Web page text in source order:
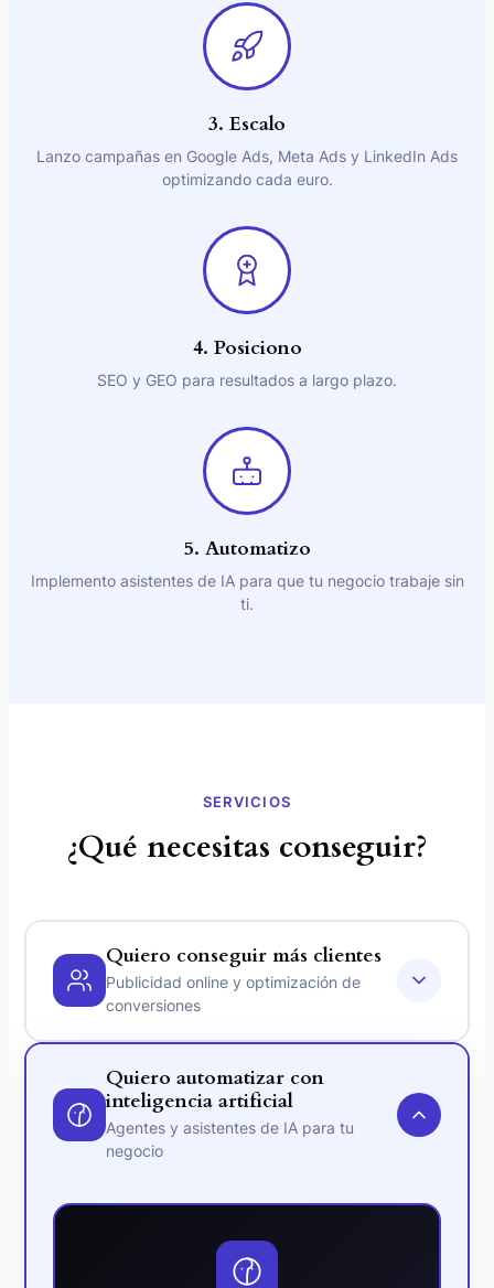
3. Escalo
Lanzo campañas en Google Ads, Meta Ads y LinkedIn Ads
optimizando cada euro.
4. Posiciono
SEO y GEO para resultados a largo plazo.
5. Automatizo
Implemento asistentes de IA para que tu negocio trabaje sin
ti.
SERVICIOS
¿Qué necesitas conseguir?
Quiero conseguir más clientes
Publicidad online y optimización de
conversiones
conseguir el máximo rendimiento. Más
Quiero automatizar con
inteligencia artificial
Agentes y asistentes de IA para tu
negocio